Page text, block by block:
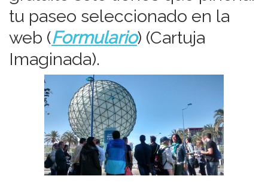
tu paseo seleccionado en la
web (Formulario) (Cartuja
Imaginada).